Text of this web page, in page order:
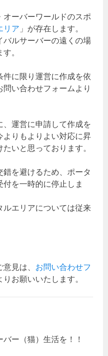
ーバーワールドのスポ
リア 」が存在します。
ルサーバーの遠くの場
。
に限り運営に作成を依
い合わせフォームより
、運営に申請して作成を
りもよりよい対応に昇
いと思っております。
を避けるため、ポータ
を一時的に停止しま
ルエリアについては従来
見は、 お問い合わせフ
お願いいたします。
ー（猫）生活を！！